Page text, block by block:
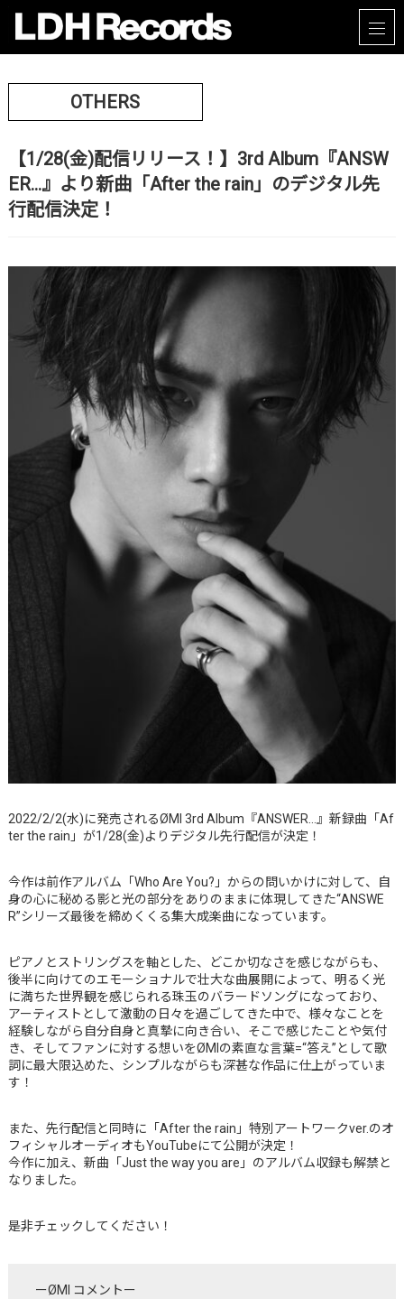
OTHERS
【1/28(金)配信リリース！】3rd Album『ANSW
ER…』より新曲「After the rain」のデジタル先
行配信決定！
2022/2/2(水)に発売されるØMI 3rd Album『ANSWER…』新録曲「Af
ter the rain」が1/28(金)よりデジタル先行配信が決定！
今作は前作アルバム「Who Are You?」からの問いかけに対して、自
身の心に秘める影と光の部分をありのままに体現してきた“ANSWE
R”シリーズ最後を締めくくる集大成楽曲になっています。
ピアノとストリングスを軸とした、どこか切なさを感じながらも、
後半に向けてのエモーショナルで壮大な曲展開によって、明るく光
に満ちた世界観を感じられる珠玉のバラードソングになっており、
アーティストとして激動の日々を過ごしてきた中で、様々なことを
経験しながら自分自身と真摯に向き合い、そこで感じたことや気付
き、そしてファンに対する想いをØMIの素直な言葉=“答え”として歌
詞に最大限込めた、シンプルながらも深甚な作品に仕上がっていま
す！
また、先行配信と同時に「After the rain」特別アートワークver.のオ
フィシャルオーディオもYouTubeにて公開が決定！
今作に加え、新曲「Just the way you are」のアルバム収録も解禁と
なりました。
是非チェックしてください！
ーØMI コメントー